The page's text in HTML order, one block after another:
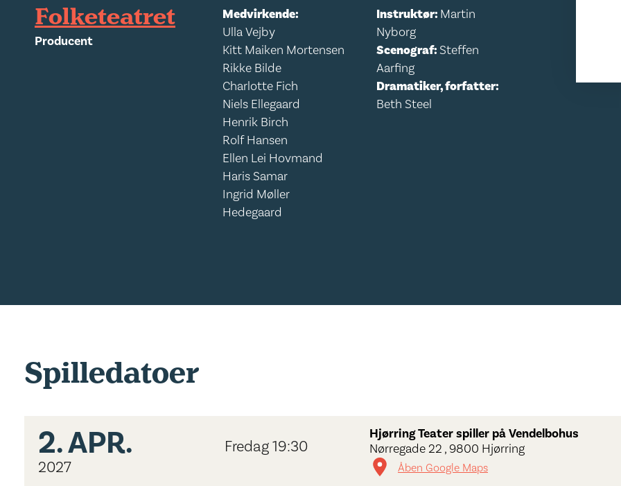
Folketeatret
Producent
Medvirkende:
Ulla Vejby
Kitt Maiken Mortensen
Rikke Bilde
Charlotte Fich
Niels Ellegaard
Henrik Birch
Rolf Hansen
Ellen Lei Hovmand
Haris Samar
Ingrid Møller
Hedegaard
Instruktør: Martin
Nyborg
Scenograf:Steffen
Aarfing
Dramatiker, forfatter:
Beth Steel
Spilledatoer
2.APR.
2027
Fredag 19:30
Hjørring Teater spiller på Vendelbohus
Nørregade 22 , 9800 Hjørring
Åben Google Maps